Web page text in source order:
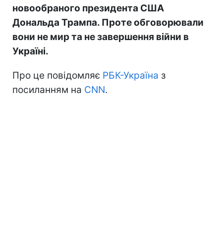
новообраного президента США
Дональда Трампа. Проте обговорювали
вони не мир та не завершення війни в
Україні.
Про це повідомляє РБК-Україна з
посиланням на CNN.